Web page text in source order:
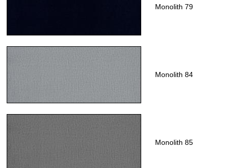
Monolith 79
Monolith 84
Monolith 85